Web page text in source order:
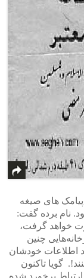
پیامک های صیغه
نام برده گفت:
خواهد گرفت،
چنین
اطلاعات خودشان
گویا تاکنون
ارتباط برخورد شده